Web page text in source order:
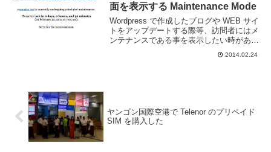
面を表示する Maintenance Mode
Wordpress で作成したブログや WEB サイ
トをアップデートする際等、訪問者にはメ
ンテナンスである事を表示したい時がある
のだけど、そのためのプラグインが
Maintenance Mode というやつ。名前のま
2014.02.24
ヤンゴン国際空港で Telenor のプリペイド
SIM を購入した